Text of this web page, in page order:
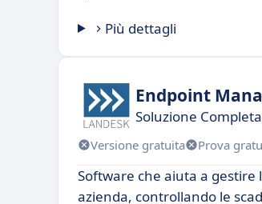
Più dettagli
Endpoint
Soluzione
Versione gratuita Prova
Software che aiuta a
azienda, controllando le